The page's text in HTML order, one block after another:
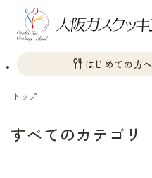
はじめての方へ
トップ
すべてのカテゴリ